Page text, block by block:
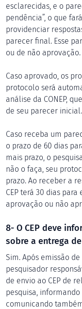
esclarecidas, e o
pendência”, o que
providenciar
parecer final. Esse
ou de não aprovação.
Caso aprovado, os
protocolo será
análise da CONEP,
de seu parecer inicial.
Caso receba um
o prazo de 60 dias
mais prazo, o
não o faça, seu
prazo. Ao receber a
CEP terá 30 dias
aprovação ou não
8- O CEP deve
sobre a entrega
Sim. Após emissão
pesquisador
de envio ao CEP de
pesquisa,
comunicando